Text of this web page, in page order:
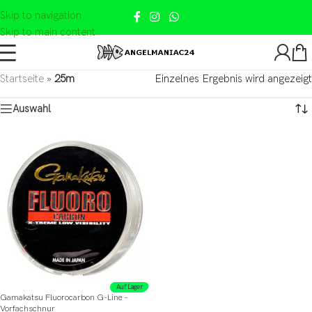
Skip to navigation
Skip to main content
Startseite » 25m Einzelnes Ergebnis wird angezeigt
Auswahl
Auf Lager
Gamakatsu Fluorocarbon G-Line –
Vorfachschnur